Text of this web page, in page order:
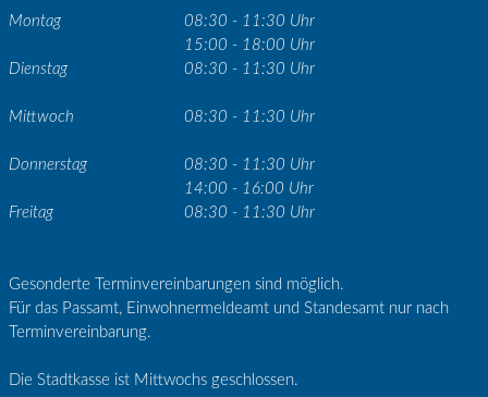
Montag
08:30 - 11:30 Uhr
15:00 - 18:00 Uhr
Dienstag
08:30 - 11:30 Uhr
Mittwoch 08:30 - 11:30 Uhr
Donnerstag
08:30 - 11:30 Uhr
14:00 - 16:00 Uhr
Freitag
08:30 - 11:30 Uhr
Gesonderte Terminvereinbarungen sind möglich.
Für das Passamt, Einwohnermeldeamt und Standesamt nur nach
Terminvereinbarung.
Die Stadtkasse ist Mittwochs geschlossen.